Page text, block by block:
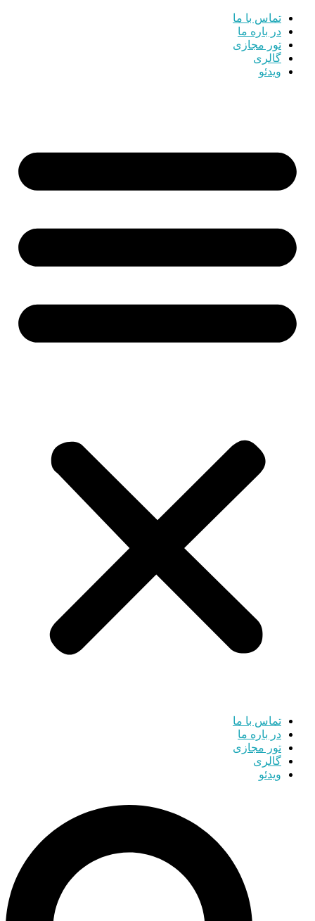
تماس با ما
در باره ما
تور مجازی
گالری
ویدئو
تماس با ما
در باره ما
تور مجازی
گالری
ویدئو